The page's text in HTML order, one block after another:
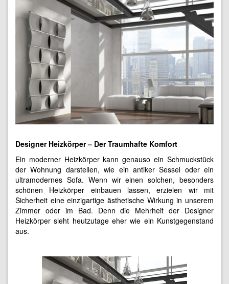
Designer Heizkörper – Der Traumhafte Komfort
Ein moderner Heizkörper kann genauso ein Schmuckstück
der Wohnung darstellen, wie ein antiker Sessel oder ein
ultramodernes Sofa. Wenn wir einen solchen, besonders
schönen Heizkörper einbauen lassen, erzielen wir mit
Sicherheit eine einzigartige ästhetische Wirkung in unserem
Zimmer oder im Bad. Denn die Mehrheit der Designer
Heizkörper sieht heutzutage eher wie ein Kunstgegenstand
aus.